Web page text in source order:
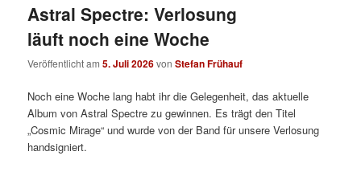
Astral Spectre: Verlosung
läuft noch eine Woche
Veröffentlicht am5. Juli 2026vonStefan Frühauf
Noch eine Woche lang habt ihr die Gelegenheit, das aktuelle
Album von Astral Spectre zu gewinnen. Es trägt den Titel
„Cosmic Mirage“ und wurde von der Band für unsere Verlosung
handsigniert.